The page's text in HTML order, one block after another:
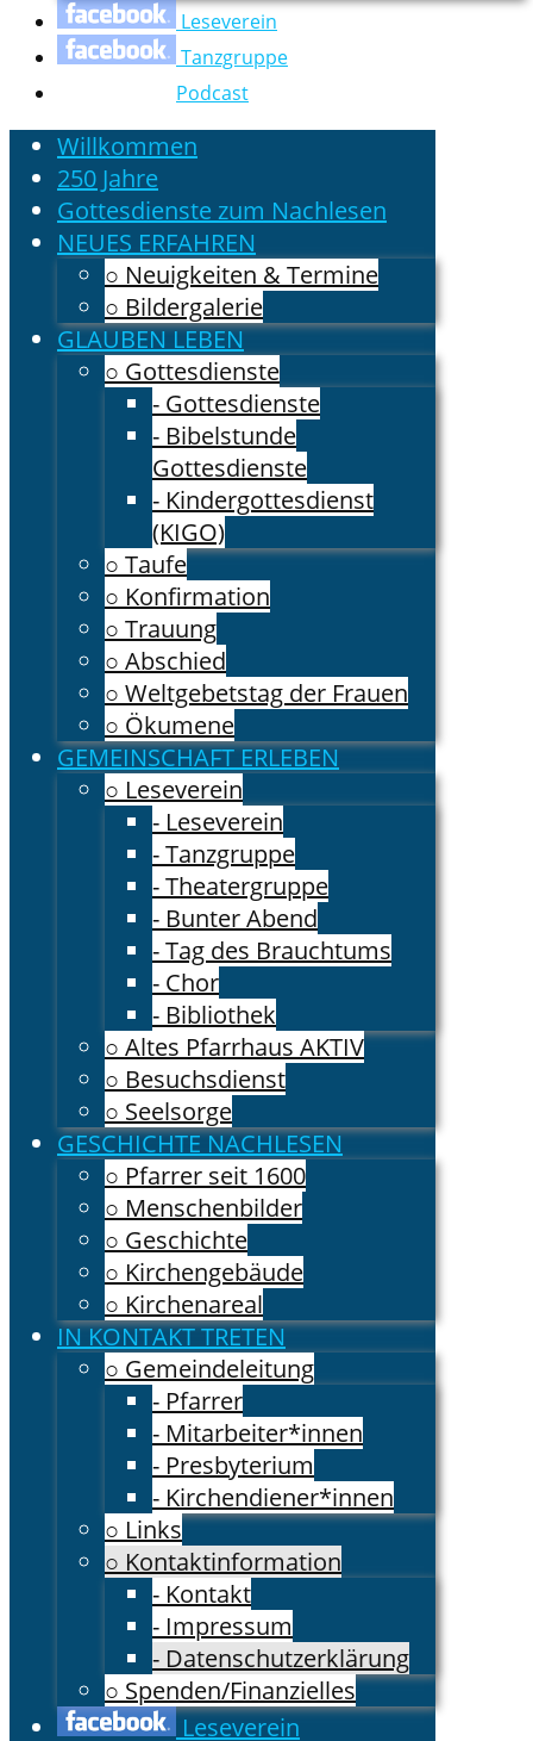
Leseverein
Tanzgruppe
Podcast
Willkommen
250 Jahre
Gottesdienste zum Nachlesen
NEUES ERFAHREN
○ Neuigkeiten & Termine
○ Bildergalerie
GLAUBEN LEBEN
○ Gottesdienste
- Gottesdienste
- Bibelstunde
Gottesdienste
- Kindergottesdienst
(KIGO)
○ Taufe
○ Konfirmation
○ Trauung
○ Abschied
○ Weltgebetstag der Frauen
○ Ökumene
GEMEINSCHAFT ERLEBEN
○ Leseverein
- Leseverein
- Tanzgruppe
- Theatergruppe
- Bunter Abend
- Tag des Brauchtums
- Chor
- Bibliothek
○ Altes Pfarrhaus AKTIV
○ Besuchsdienst
○ Seelsorge
GESCHICHTE NACHLESEN
○ Pfarrer seit 1600
○ Menschenbilder
○ Geschichte
○ Kirchengebäude
○ Kirchenareal
IN KONTAKT TRETEN
○ Gemeindeleitung
- Pfarrer
- Mitarbeiter*innen
- Presbyterium
- Kirchendiener*innen
○ Links
○ Kontaktinformation
- Kontakt
- Impressum
- Datenschutzerklärung
○ Spenden/Finanzielles
Leseverein